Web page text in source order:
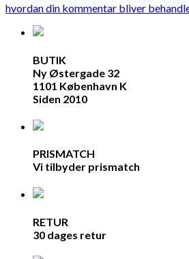
hvordan din kommentar bliver
BUTIK
Ny Østergade 32
1101 København K
Siden 2010
PRISMATCH
Vi tilbyder prismatch
RETUR
30 dages retur